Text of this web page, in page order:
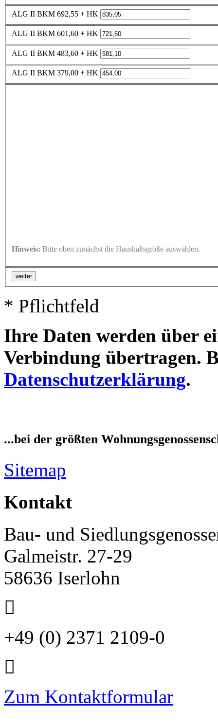
ALG II BKM 692,55 + HK
ALG II BKM 601,60 + HK
ALG II BKM 483,60 + HK
ALG II BKM 379,00 + HK
Hinweis: Bitte oben zunächst die Haushaltsgröße auswählen.
weiter
* Pflichtfeld
Ihre Daten werden über
Verbindung übertragen.
Datenschutzerklärung.
...bei der größten
Sitemap
Kontakt
Bau- und
Galmeistr. 27-29
58636 Iserlohn
+49 (0) 2371 2109-0
Zum Kontaktformular